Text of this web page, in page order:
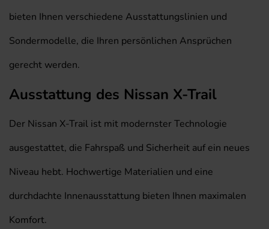
bieten Ihnen verschiedene Ausstattungslinien und
Sondermodelle, die Ihren persönlichen Ansprüchen
gerecht werden.
Ausstattung des Nissan X-Trail
Der Nissan X-Trail ist mit modernster Technologie
ausgestattet, die Fahrspaß und Sicherheit auf ein neues
Niveau hebt. Hochwertige Materialien und eine
durchdachte Innenausstattung bieten Ihnen maximalen
Komfort.